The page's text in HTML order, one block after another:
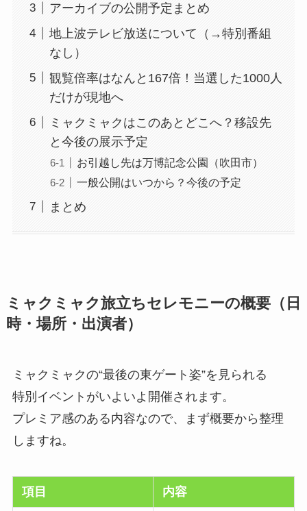
アーカイブの公開予定まとめ
地上波テレビ放送について（→特別番組
なし）
観覧倍率はなんと167倍！当選した1000人
だけが現地へ
ミャクミャクはこのあとどこへ？移設先
と今後の展示予定
お引越し先は万博記念公園（吹田市）
一般公開はいつから？今後の予定
まとめ
ミャクミャク旅立ちセレモニーの概要（日
時・場所・出演者）
ミャクミャクの“最後の東ゲート姿”を見られる
特別イベントがいよいよ開催されます。
プレミア感のある内容なので、まず概要から整理
しますね。
項目 内容